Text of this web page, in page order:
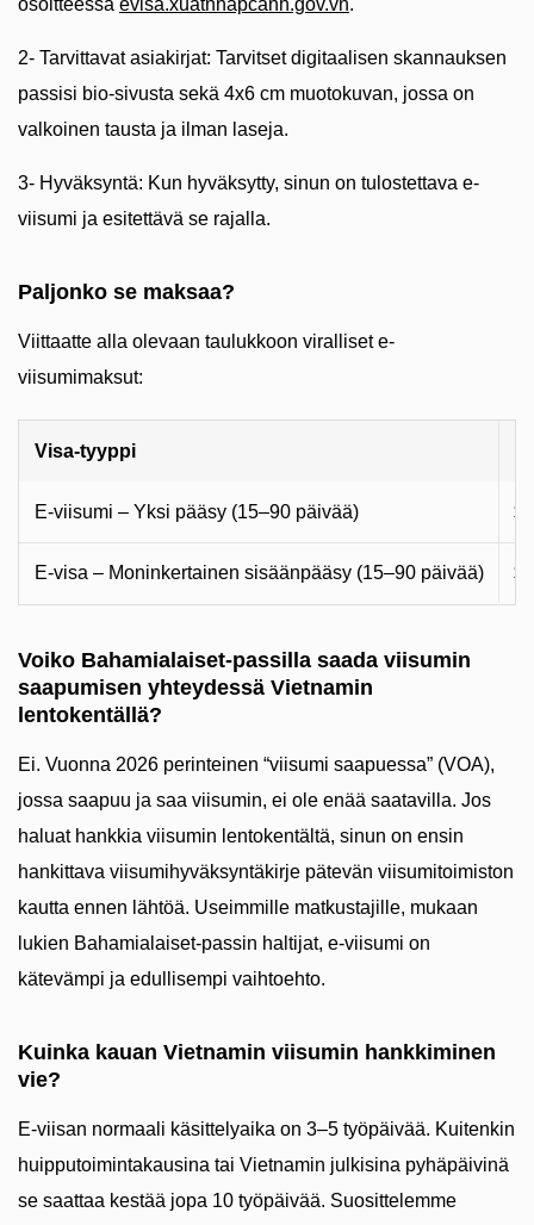
osoitteessa evisa.xuatnhapcanh.gov.vn.
2- Tarvittavat asiakirjat: Tarvitset digitaalisen skannauksen
passisi bio-sivusta sekä 4x6 cm muotokuvan, jossa on
valkoinen tausta ja ilman laseja.
3- Hyväksyntä: Kun hyväksytty, sinun on tulostettava e-
viisumi ja esitettävä se rajalla.
Paljonko se maksaa?
Viittaatte alla olevaan taulukkoon viralliset e-
viisumimaksut:
Visa-tyyppi
E-viisumi – Yksi pääsy (15–90 päivää)
E-visa – Moninkertainen sisäänpääsy (15–90 päivää)
Voiko Bahamialaiset-passilla saada viisumin
saapumisen yhteydessä Vietnamin
lentokentällä?
Ei. Vuonna 2026 perinteinen “viisumi saapuessa” (VOA),
jossa saapuu ja saa viisumin, ei ole enää saatavilla. Jos
haluat hankkia viisumin lentokentältä, sinun on ensin
hankittava viisumihyväksyntäkirje pätevän viisumitoimiston
kautta ennen lähtöä. Useimmille matkustajille, mukaan
lukien Bahamialaiset-passin haltijat, e-viisumi on
kätevämpi ja edullisempi vaihtoehto.
Kuinka kauan Vietnamin viisumin hankkiminen
vie?
E-viisan normaali käsittelyaika on 3–5 työpäivää. Kuitenkin
huipputoimintakausina tai Vietnamin julkisina pyhäpäivinä
se saattaa kestää jopa 10 työpäivää. Suosittelemme